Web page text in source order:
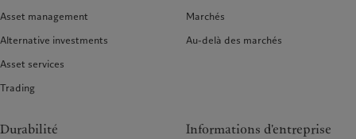
Asset management
Alternative investments
Asset services
Trading
Marchés
Au-delà des marchés
Durabilité Informations d'entreprise